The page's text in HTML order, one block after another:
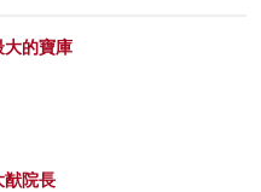
大的寶庫
猷院長